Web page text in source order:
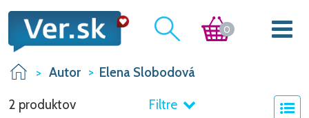
0
Autor Elena Slobodová
2 produktov Filtre